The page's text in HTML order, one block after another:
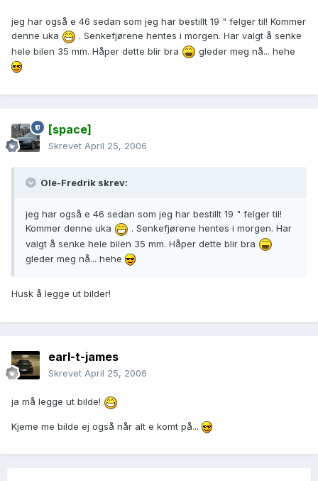
jeg har også e 46 sedan som jeg har bestillt 19 " felger til! Kommer
denne uka
. Senkefjørene hentes i morgen. Har valgt å senke
hele bilen 35 mm. Håper dette blir bra
gleder meg nå... hehe
[space]
Skrevet April 25, 2006
Ole-Fredrik skrev:
jeg har også e 46 sedan som jeg har bestillt 19 " felger til!
Kommer denne uka
. Senkefjørene hentes i morgen. Har
valgt å senke hele bilen 35 mm. Håper dette blir bra
gleder meg nå... hehe
Husk å legge ut bilder!
earl-t-james
Skrevet April 25, 2006
ja må legge ut bilde!
Kjeme me bilde ej også når alt e komt på...